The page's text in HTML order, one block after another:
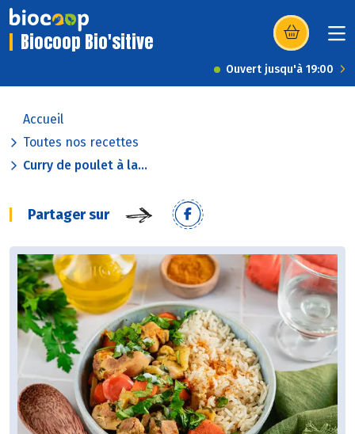
Biocoop Bio'sitive (s’ouvre dans
Ouvert jusqu'à 19:00
Accueil
Toutes nos recettes
Curry de poulet à la...
Partager sur